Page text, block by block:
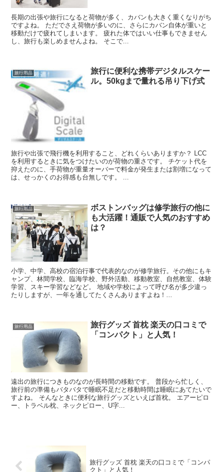
長期の出張や旅行になると荷物が多く、カバンも大きく重くなりがち
ですよね。 ただでさえ荷物が多いのに、さらにカバン自体が重いと
移動だけで疲れてしまいます。 疲れた体ではいい仕事もできません
し、旅行も楽しめませんよね。 そこで...
旅行用品
旅行に便利な携帯デジタルスケー
ル。50kgまで量れる吊り下げ式
旅行や出張で飛行機を利用すること、どれくらいありますか？ LCC
を利用するときに気をつけたいのが荷物の重さです。 チケット代を
抑えたのに、手荷物が重量オーバーで料金が発生または割増になって
は、せっかくのお得感も台無しです。 ...
旅行用品
ボストンバッグは修学旅行の他に
も大活躍！通販で人気のおすすめ
は？
小学、中学、高校の宿泊行事で代表的なのが修学旅行。その他にもキ
ャンプ、林間学校、臨海学校、野外活動、移動教室、自然教室、体験
学習、スキー学習などなど。 地域や学校によって呼び名が多少違っ
たりしますが、一年を通してたくさんありますよね！...
旅行用品
旅行グッズ 首枕 楽天の口コミで
「コンパクト」と人気！
遠出の旅行につきものなのが長時間の移動です。 普段から忙しく、
旅行前の準備もバタバタで睡眠不足だと移動時間は睡眠にあてたいで
すよね。 そんなときに便利な旅行グッズといえば首枕。 エアーピロ
ー、トラベル枕、ネックピロー、U字...
旅行グッズ 首枕 楽天の口コミで「コンパ
クト」と人気！